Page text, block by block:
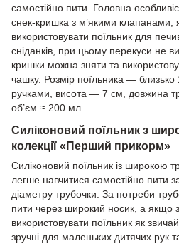
самостійно пити. Головна
снек-кришка з м’якими клапанами,
використовувати поїльник для
сніданків, при цьому перекуси не
кришки можна зняти та
чашку. Розмір поїльника —
ручками, висота — 7 см, довжина
об’єм ≈ 200 мл.
Силіконовий поїльник з
колекції «Перший прикорм»
Силіконовий поїльник із широкою
легше навчитися самостійно пити
діаметру трубочки. За потреби
пити через широкий носик, а якщо
використовувати поїльник як
зручні для маленьких дитячих рук